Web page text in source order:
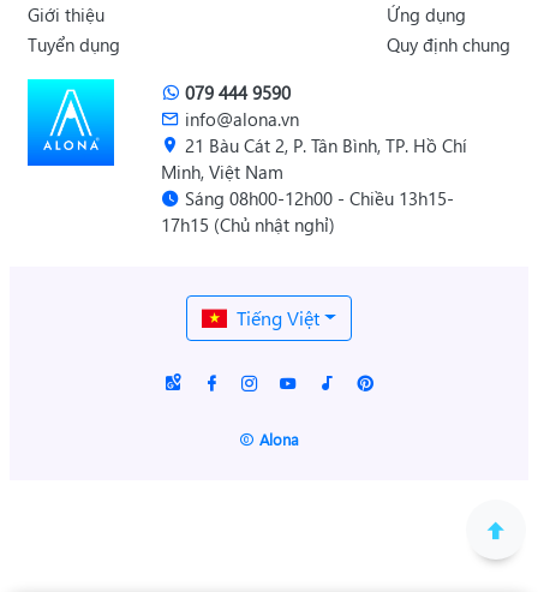
079 444 9590
info@alona.vn
21 Bàu Cát 2, P. Tân Bình, TP. Hồ Chí
Minh, Việt Nam
Sáng 08h00-12h00 - Chiều 13h15-
17h15 (Chủ nhật nghỉ)
Giới thiệu
Tuyển dụng
Ứng dụng
Quy định chung
Alona
Tiếng Việt